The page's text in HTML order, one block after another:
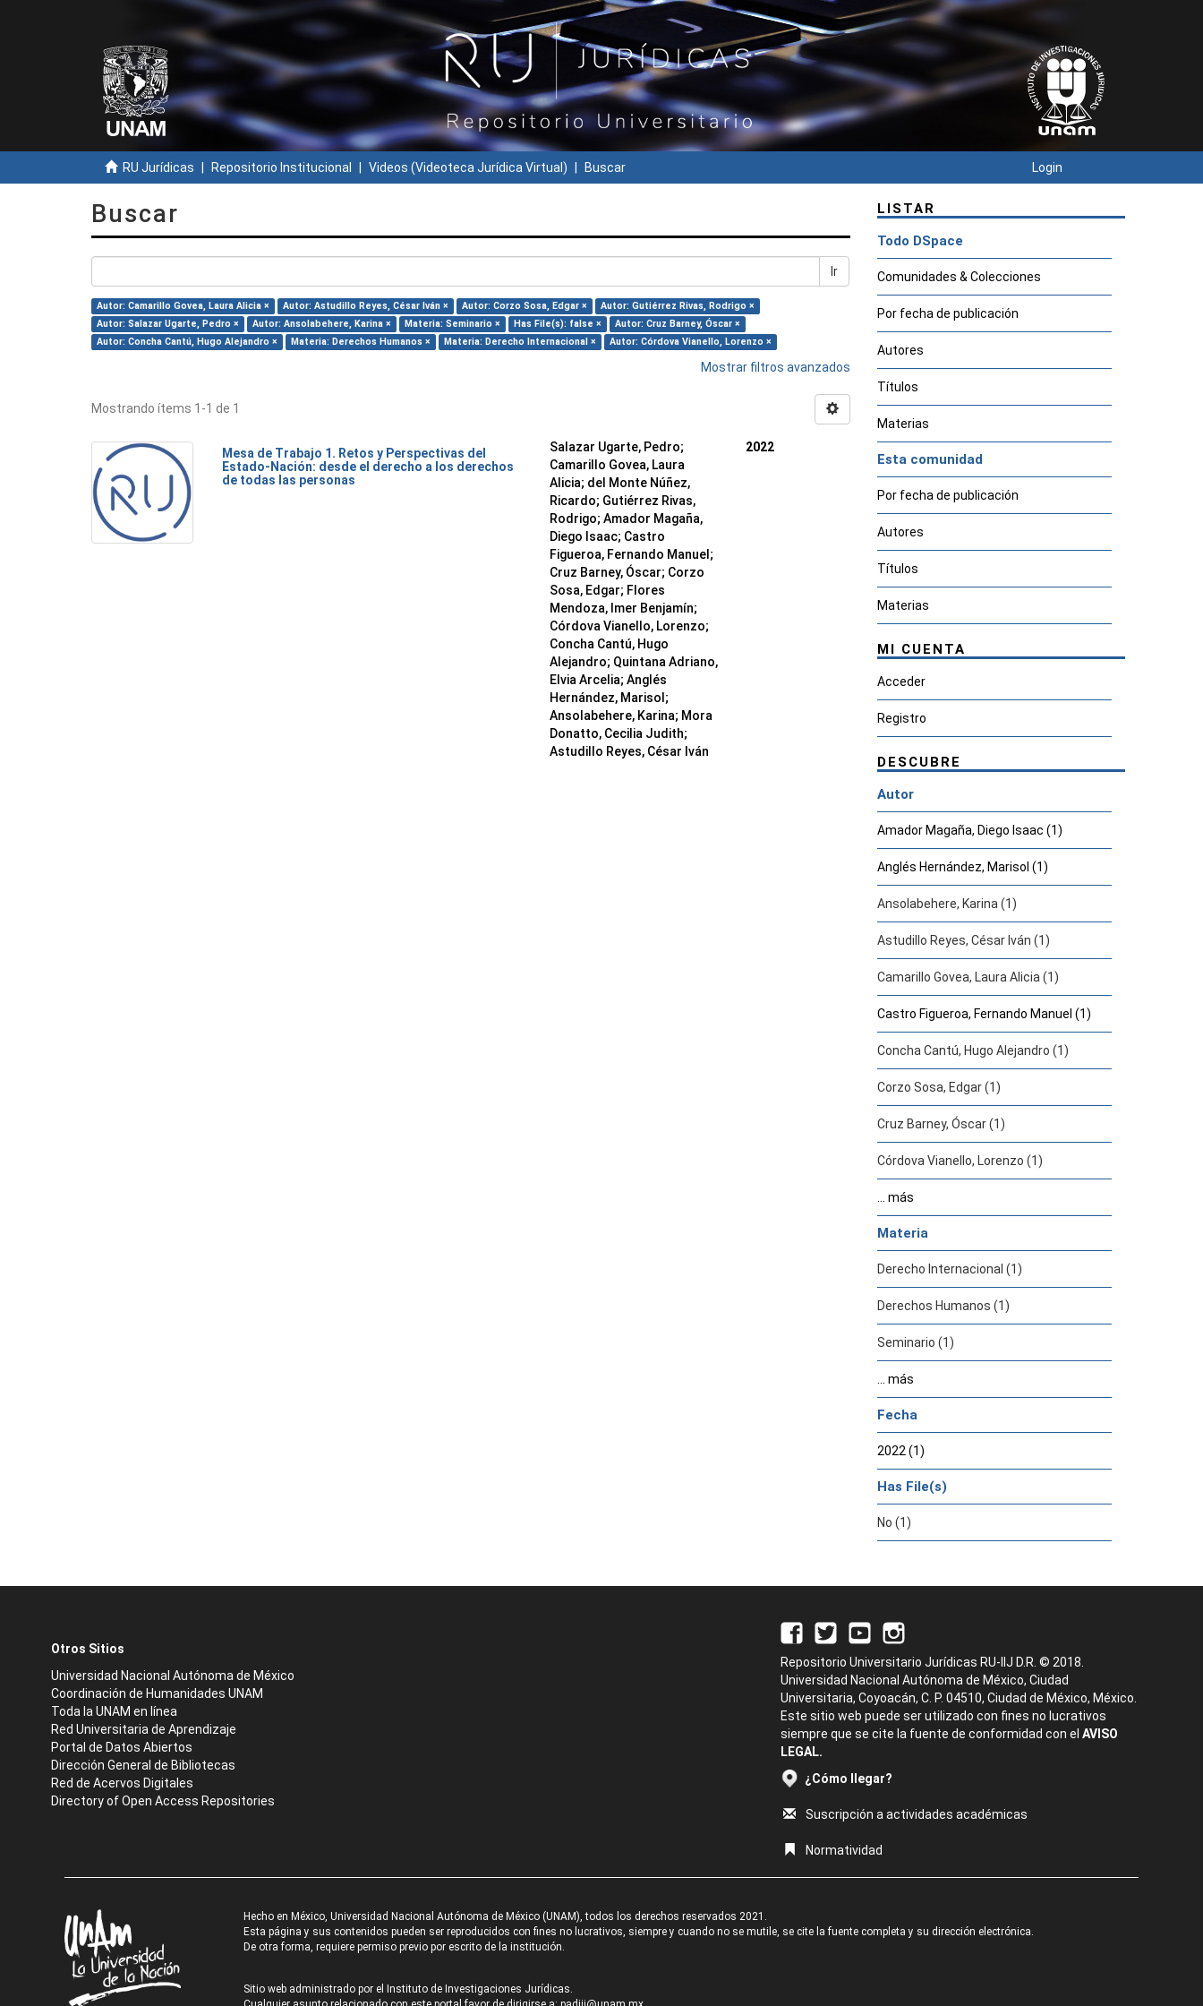
RU Jurídicas Repositorio Institucional Videos (Videoteca Jurídica Virtual) Buscar Login
Buscar
Ir
Autor: Camarillo Govea, Laura Alicia × Autor: Astudillo Reyes, César Iván × Autor: Corzo Sosa, Edgar ×
Autor: Gutiérrez Rivas, Rodrigo ×
Autor: Salazar Ugarte, Pedro ×
Autor: Ansolabehere, Karina × Materia: Seminario × Has File(s): false ×
Autor: Cruz Barney, Óscar ×
Autor: Concha Cantú, Hugo Alejandro ×
Materia: Derechos Humanos × Materia: Derecho Internacional × Autor: Córdova Vianello, Lorenzo ×
Mostrar filtros avanzados
Mostrando ítems 1-1 de 1
Mesa de Trabajo 1. Retos y Perspectivas del
Estado-Nación: desde el derecho a los derechos
de todas las personas
Salazar Ugarte, Pedro;
Camarillo Govea, Laura
Alicia; del Monte Núñez,
Ricardo; Gutiérrez Rivas,
Rodrigo; Amador Magaña,
Diego Isaac; Castro
Figueroa, Fernando Manuel ;
Cruz Barney, Óscar; Corzo
Sosa, Edgar; Flores
Mendoza, Imer Benjamín;
Córdova Vianello, Lorenzo;
Concha Cantú, Hugo
Alejandro; Quintana Adriano,
Elvia Arcelia; Anglés
Hernández, Marisol ;
Ansolabehere, Karina; Mora
Donatto, Cecilia Judith;
Astudillo Reyes, César Iván
2022
LISTAR
Todo DSpace
Comunidades & Colecciones
Por fecha de publicación
Autores
Títulos
Materias
Esta comunidad
Por fecha de publicación
Autores
Títulos
Materias
MI CUENTA
Acceder
Registro
DESCUBRE
Autor
Amador Magaña, Diego Isaac (1)
Anglés Hernández, Marisol (1)
Ansolabehere, Karina (1)
Astudillo Reyes, César Iván (1)
Camarillo Govea, Laura Alicia (1)
Castro Figueroa, Fernando Manuel (1)
Concha Cantú, Hugo Alejandro (1)
Corzo Sosa, Edgar (1)
Cruz Barney, Óscar (1)
Córdova Vianello, Lorenzo (1)
... más
Materia
Derecho Internacional (1)
Derechos Humanos (1)
Seminario (1)
... más
Fecha
2022 (1)
Has File(s)
No (1)
Otros Sitios
Universidad Nacional Autónoma de México
Coordinación de Humanidades UNAM
Toda la UNAM en línea
Red Universitaria de Aprendizaje
Portal de Datos Abiertos
Dirección General de Bibliotecas
Red de Acervos Digitales
Directory of Open Access Repositories
Repositorio Universitario Jurídicas RU-IIJ D.R. © 2018.
Universidad Nacional Autónoma de México, Ciudad
Universitaria, Coyoacán, C. P. 04510, Ciudad de México, México.
Este sitio web puede ser utilizado con fines no lucrativos
siempre que se cite la fuente de conformidad con el AVISO
LEGAL.
¿Cómo llegar?
Suscripción a actividades académicas
Normatividad
Hecho en México, Universidad Nacional Autónoma de México (UNAM), todos los derechos reservados 2021.
Esta página y sus contenidos pueden ser reproducidos con fines no lucrativos, siempre y cuando no se mutile, se cite la fuente completa y su dirección electrónica.
De otra forma, requiere permiso previo por escrito de la institución.
Sitio web administrado por el Instituto de Investigaciones Jurídicas.